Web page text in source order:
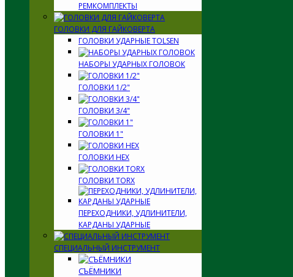
РЕМКОМПЛЕКТЫ
ГОЛОВКИ ДЛЯ ГАЙКОВЕРТА
ГОЛОВКИ УДАРНЫЕ TOLSEN
НАБОРЫ УДАРНЫХ ГОЛОВОК
ГОЛОВКИ 1/2"
ГОЛОВКИ 3/4"
ГОЛОВКИ 1"
ГОЛОВКИ HEX
ГОЛОВКИ TORX
ПЕРЕХОДНИКИ, УДЛИНИТЕЛИ,
КАРДАНЫ УДАРНЫЕ
СПЕЦИАЛЬНЫЙ ИНСТРУМЕНТ
СЪЁМНИКИ